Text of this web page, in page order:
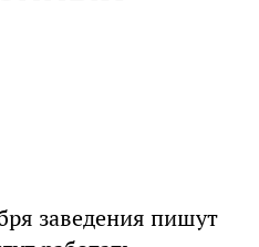
заведения пишут